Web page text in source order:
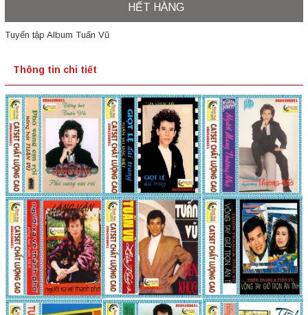
HẾT HÀNG
Tuyển tập Album Tuấn Vũ
Thông tin chi tiết